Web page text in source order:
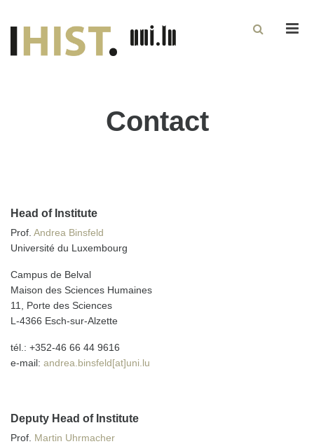
Contact
Head of Institute
Prof. Andrea Binsfeld
Université du Luxembourg
Campus de Belval
Maison des Sciences Humaines
11, Porte des Sciences
L-4366 Esch-sur-Alzette
tél.: +352-46 66 44 9616
e-mail: andrea.binsfeld[at]uni.lu
Deputy Head of Institute
Prof. Martin Uhrmacher